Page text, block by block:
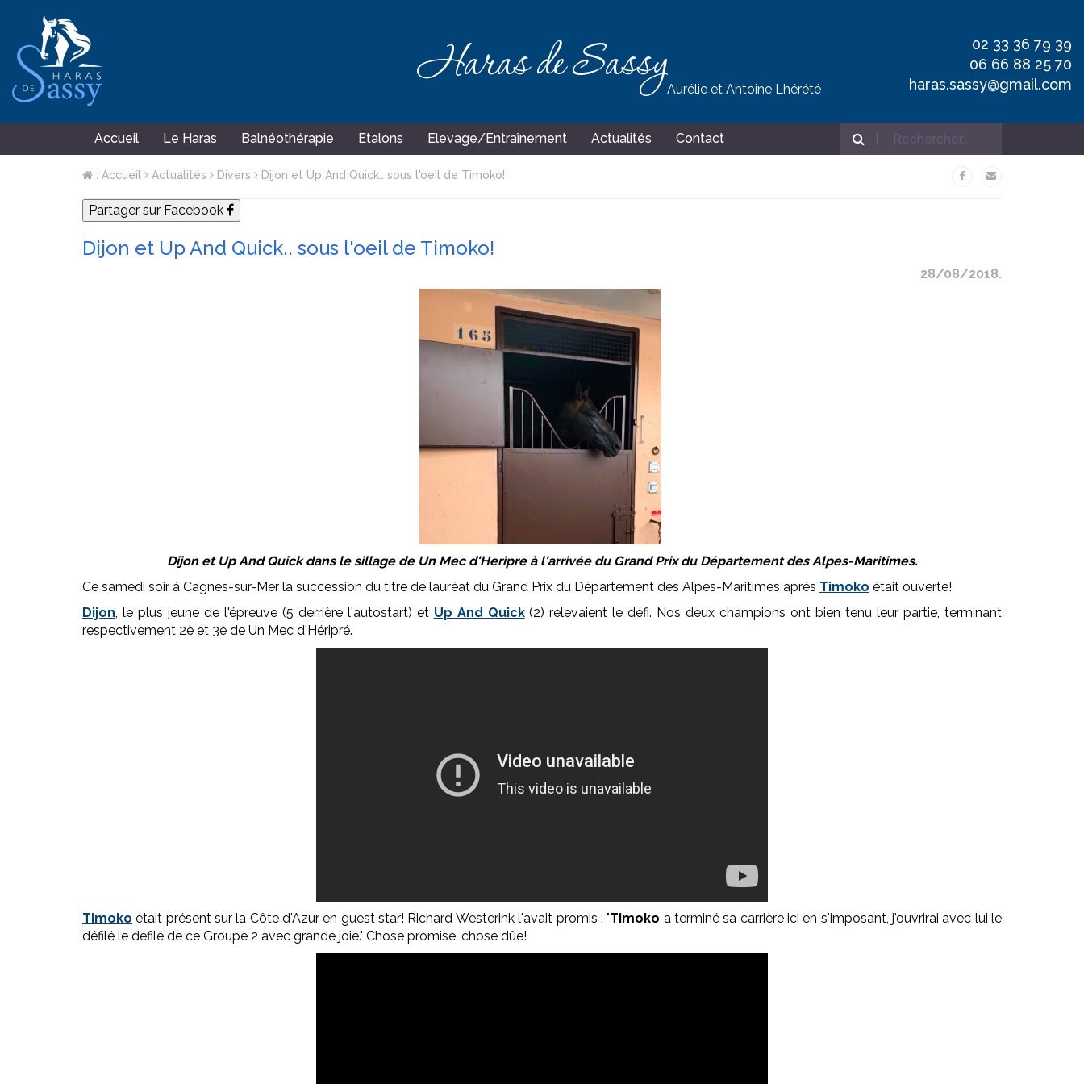
Haras de SassyAurélie et Antoine Lhérété
02 33 36 79 39
06 66 88 25 70
haras.sassy@gmail.com
Accueil Le Haras Balnéothérapie Etalons Elevage/Entraînement Actualités Contact
: Accueil Actualités Divers Dijon et Up And Quick.. sous l'oeil de Timoko!
Partager sur Facebook
Dijon et Up And Quick.. sous l'oeil de Timoko!
28/08/2018.
Dijon et Up And Quick dans le sillage de Un Mec d'Heripre à l'arrivée du Grand Prix du Département des Alpes-Maritimes.
Ce samedi soir à Cagnes-sur-Mer la succession du titre de lauréat du Grand Prix du Département des Alpes-Maritimes après Timoko était ouverte!
Dijon, le plus jeune de l'épreuve (5 derrière l'autostart) et Up And Quick(2) relevaient le défi. Nos deux champions ont bien tenu leur partie, terminant
respectivement 2è et 3è de Un Mec d'Héripré.
Timoko était présent sur la Côte d'Azur en guest star! Richard Westerink l'avait promis : "Timoko a terminé sa carrière ici en s'imposant, j'ouvrirai avec lui le
défilé le défilé de ce Groupe 2 avec grande joie." Chose promise, chose dûe!